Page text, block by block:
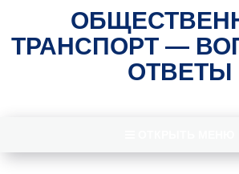
ТРАНСПОРТ —
ОТВЕТЫ